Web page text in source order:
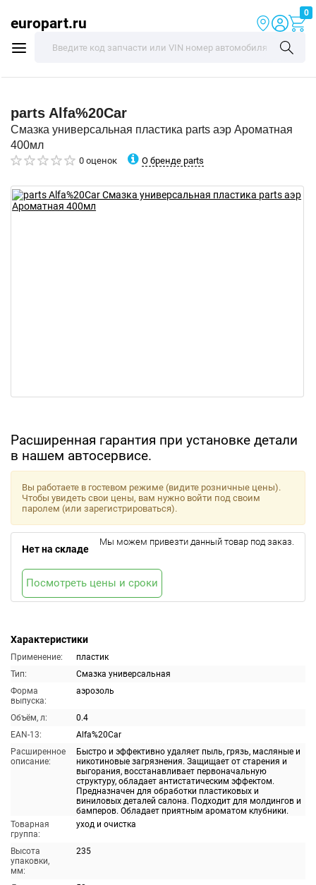
europart.ru
0
parts Alfa%20Car
Смазка универсальная пластика parts аэр Ароматная
400мл
0 оценок О бренде parts
Расширенная гарантия при установке детали
в нашем автосервисе.
Характеристики
Применение:
пластик
Тип:
Смазка универсальная
Форма
выпуска:
аэрозоль
Объём, л:
0.4
EAN-13:
Alfa%20Car
Расширенное
описание:
Быстро и эффективно удаляет пыль, грязь, масляные и
никотиновые загрязнения. Защищает от старения и
выгорания, восстанавливает первоначальную
структуру, обладает антистатическим эффектом.
Предназначен для обработки пластиковых и
виниловых деталей салона. Подходит для молдингов и
бамперов. Обладает приятным ароматом клубники.
Товарная
группа:
уход и очистка
Высота
упаковки,
мм:
235
Вы работаете в гостевом режиме (видите розничные цены).
Чтобы увидеть свои цены, вам нужно войти под своим
паролем (или зарегистрироваться).
Нет на складе
Мы можем привезти данный товар под заказ.
Посмотреть цены и сроки